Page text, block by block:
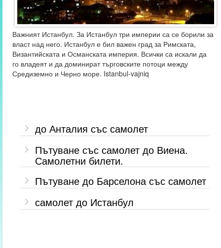
Важният Истанбул. За Истанбул три империи са се борили за
власт над него. Истанбул е бил важен град за Римската,
Византийската и Османската империя. Всички са искали да
го владеят и да доминират търговските потоци между
Средиземно и Черно море. Istanbul-vajniq
до Анталия със самолет
Пътуване със самолет до Виена.
Самолетни билети.
Пътуване до Барселона със самолет
самолет до Истанбул